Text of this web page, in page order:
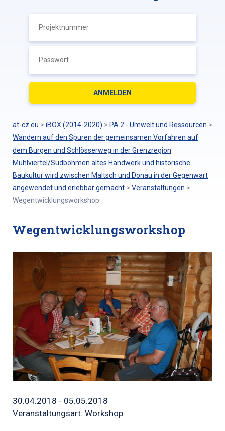
at-cz.eu > iBOX (2014-2020) > PA 2 - Umwelt und Ressourcen >
Wandern auf den Spuren der gemeinsamen Vorfahren auf
dem Burgen und Schlösserweg in der Grenzregion
Mühlviertel/Südböhmen altes Handwerk und historische
Baukultur wird zwischen Maltsch und Donau in der Gegenwart
angewendet und erlebbar gemacht > Veranstaltungen >
Wegentwicklungsworkshop
Wegentwicklungsworkshop
30.04.2018 - 05.05.2018
Veranstaltungsart: Workshop